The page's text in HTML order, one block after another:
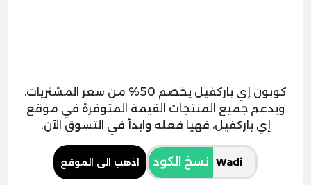
كوبون إي باركفيل يخصم 50% من سعر المشتريات،
ويدعم جميع المنتجات القيمة المتوفرة في موقع
إي باركفيل، فهيا فعله وابدأ في التسوق الآن.
نسخ الكود اذهب الى الموقع